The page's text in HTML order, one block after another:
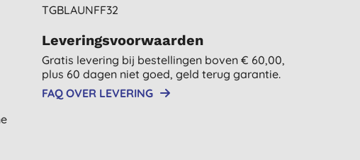
TGBLAUNFF32
Leveringsvoorwaarden
Gratis levering bij bestellingen boven € 60,00,
plus 60 dagen niet goed, geld terug garantie.
FAQ OVER LEVERING